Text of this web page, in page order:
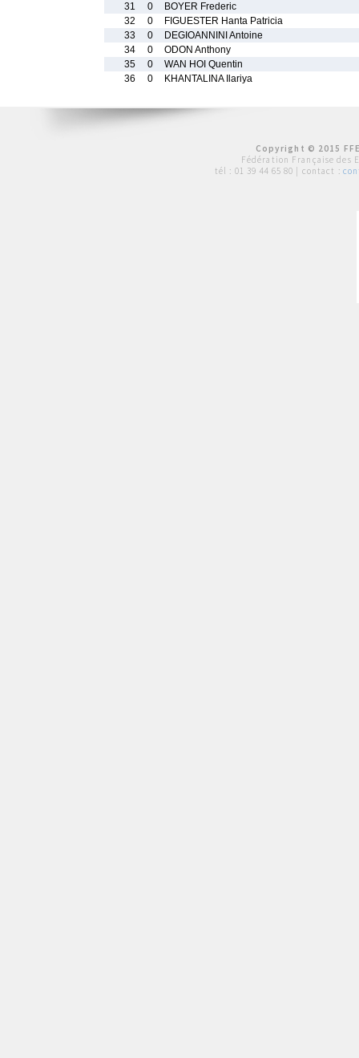
31
0
BOYER Frederic
32
0
FIGUESTER Hanta Patricia
33
0
DEGIOANNINI Antoine
34
0
ODON Anthony
35
0
WAN HOI Quentin
36
0 KHANTALINA Ilariya
Copyright © 2015
Fédération Française des
tél : 01 39 44 65 80 | contact :